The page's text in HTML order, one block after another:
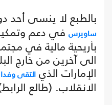
بالطبع لا ينسى أحد
ساويرس في دعم
بأريحية مالية في
الى آخرين من خارج
الإمارات الذي التقى
الانقلاب. (طالع